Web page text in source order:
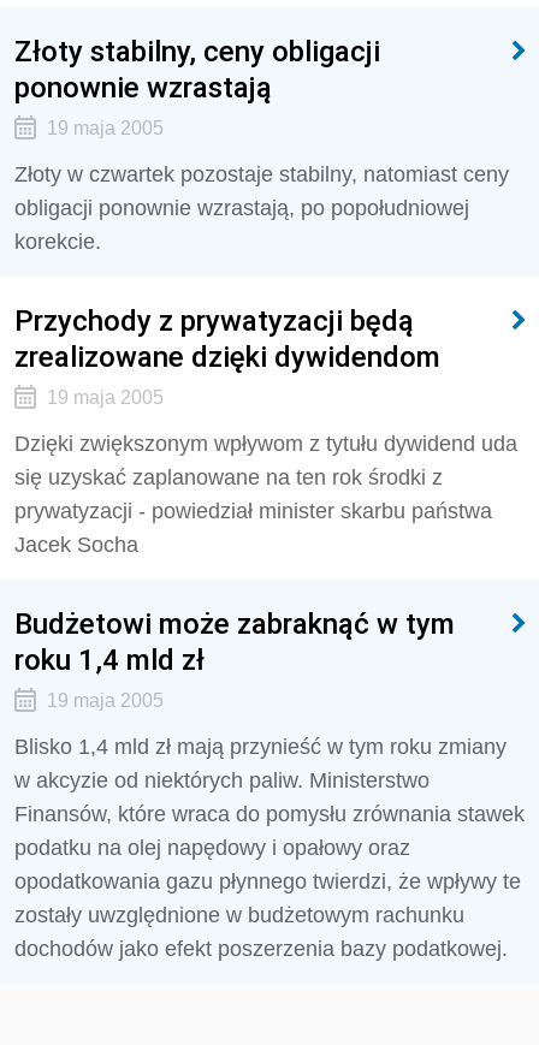
Złoty stabilny, ceny obligacji
ponownie wzrastają
19 maja 2005
Złoty w czwartek pozostaje stabilny, natomiast ceny
obligacji ponownie wzrastają, po popołudniowej
korekcie.
Przychody z prywatyzacji będą
zrealizowane dzięki dywidendom
19 maja 2005
Dzięki zwiększonym wpływom z tytułu dywidend uda
się uzyskać zaplanowane na ten rok środki z
prywatyzacji - powiedział minister skarbu państwa
Jacek Socha
Budżetowi może zabraknąć w tym
roku 1,4 mld zł
19 maja 2005
Blisko 1,4 mld zł mają przynieść w tym roku zmiany
w akcyzie od niektórych paliw. Ministerstwo
Finansów, które wraca do pomysłu zrównania stawek
podatku na olej napędowy i opałowy oraz
opodatkowania gazu płynnego twierdzi, że wpływy te
zostały uwzględnione w budżetowym rachunku
dochodów jako efekt poszerzenia bazy podatkowej.